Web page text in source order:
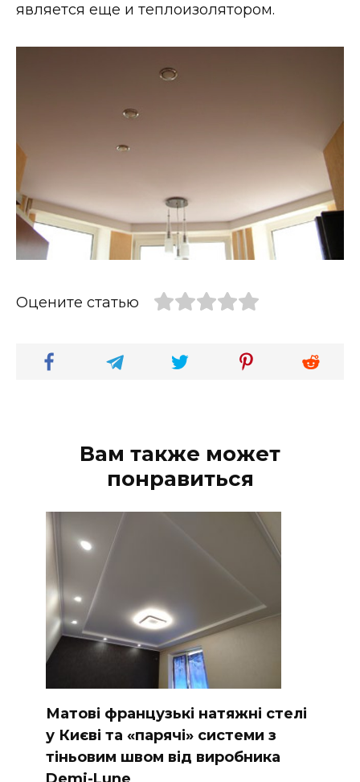
является еще и теплоизолятором.
Оцените статью
Вам также может
понравиться
Матові французькі натяжні стелі
у Києві та «парячі» системи з
тіньовим швом від виробника